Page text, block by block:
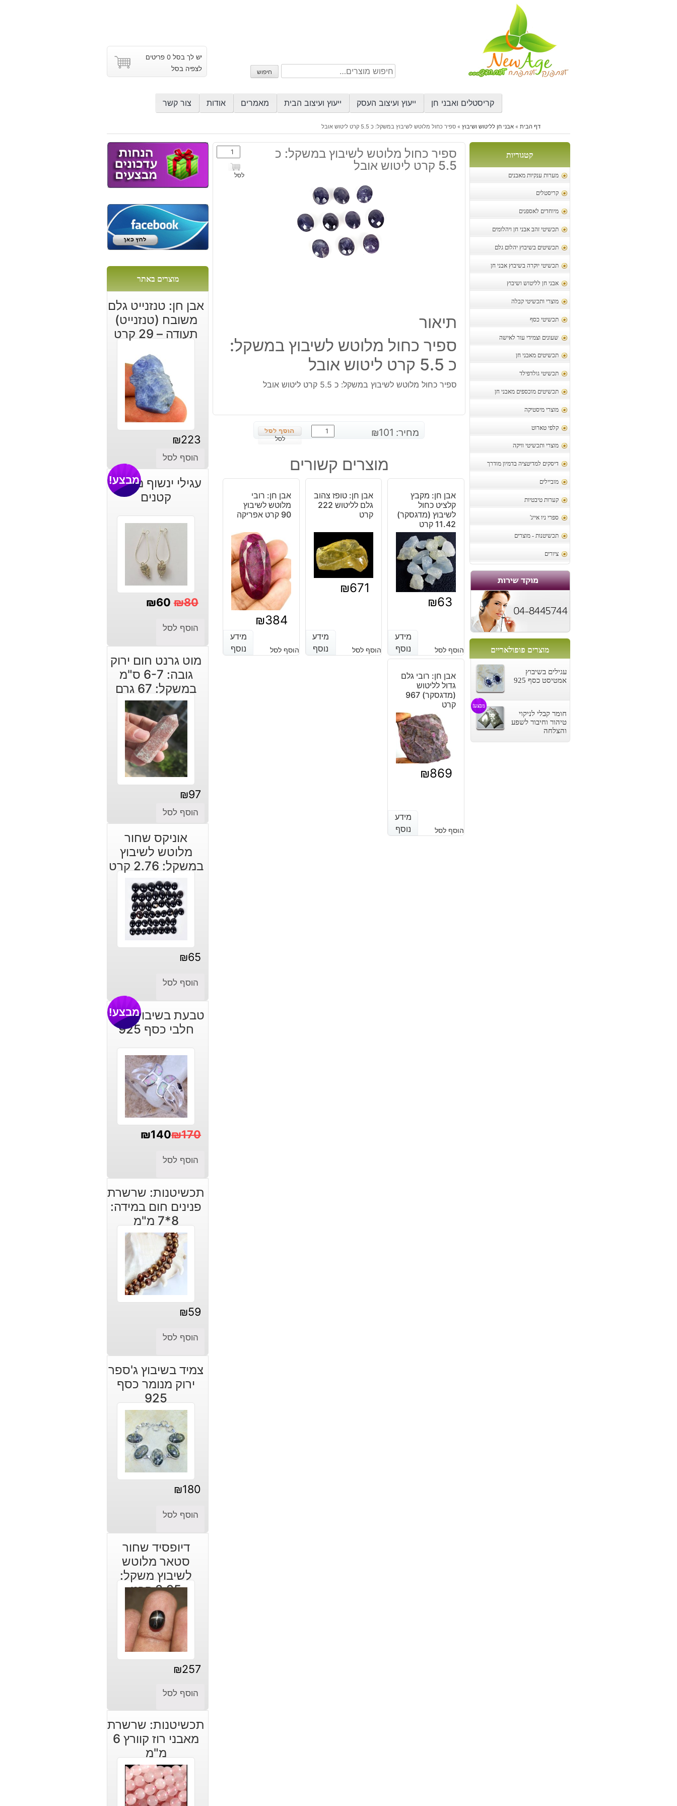
חיפוש
עבור:
חיפוש
יש לך בסל 0 פריטים
לצפיה בסל
קריסטלים ואבני חן ייעוץ ועיצוב העסק ייעוץ ועיצוב הבית מאמרים אודות צור קשר
דף הבית »אבני חן לליטוש ושיבוץ »ספיר כחול מלוטש לשיבוץ במשקל: כ 5.5 קרט ליטוש אובל
קטגוריות
מערות ענקיות מאבנים
קריסטלים
מיוחדים לאספנים
תכשיטי זהב אבני חן ויהלומים
תכשיטים בשיבוץ יהלום גלם
תכשיטי יוקרה בשיבוץ אבני חן
אבני חן לליטוש ושיבוץ
מוצרי ותכשיטי קבלה
תכשיטי כסף
שעונים וצמידי עור לאישה
תכשיטים מאבני חן
תכשיטי גולדפילד
תכשיטים מוכספים מאבני חן
מוצרי מיסטיקה
קלפי טארוט
מוצרי ותכשיטי וויקה
דיסקים למדיטציה בדמיון מודרך
מוביילים
קערות טיבטיות
ספרי ניו אייג'
תכשיטנות - מוצרים
ציורים
מוצרים פופולאריים
עגילים בשיבוץ
אמטיסט כסף 925
חומר קבלי לניקוי
טיהור וחיבור לשפע
והצלחה
מבצע!
ספיר כחול מלוטש לשיבוץ במשקל: כ
5.5 קרט ליטוש אובל
כמות
של
ספיר
לסל
תיאור
ספיר כחול מלוטש לשיבוץ במשקל:
כ 5.5 קרט ליטוש אובל
ספיר כחול מלוטש לשיבוץ במשקל: כ 5.5 קרט ליטוש אובל
מחיר: ₪101
כמות
של
כחול
מלוטש
במשקל:
ליטוש
אובל
לסל
מוצרים קשורים
אבן חן: מקבץ
קלציט כחול
לשיבוץ (מדגסקר)
11.42 קרט
₪63
מידע
נוסף
הוסף לסל
מידע
נוסף
אבן חן: טופז צהוב
גלם לליטוש 222
קרט
₪671
מידע
נוסף
הוסף לסל
מידע
נוסף
אבן חן: רובי
מלוטש לשיבוץ
90 קרט אפריקה
₪384
מידע
נוסף
הוסף לסל
מידע
נוסף
אבן חן: רובי גלם
גדול לליטוש
(מדגסקר) 967
קרט
₪869
מידע
נוסף
הוסף לסל
מידע
נוסף
מוצרים באתר
אבן חן: טנזנייט גלם
משובח (טנזנייט)
תעודה – 29 קרט
₪223
הוסף לסל
עגילי ינשוף מוכסף
קטנים
מבצע!
₪80
המקורי
היה:
₪80.
₪60
הנוכחי
הוא:
₪60.
הוסף לסל
מוט גרנט חום ירוק
גובה: 6-7 ס"מ
במשקל: 67 גרם
₪97
הוסף לסל
אוניקס שחור
מלוטש לשיבוץ
במשקל: 2.76 קרט
₪65
הוסף לסל
טבעת בשיבוץ אופל
חלבי כסף 925
מבצע!
₪170
המקורי
היה:
₪170.
₪140
הנוכחי
הוא:
₪140.
הוסף לסל
תכשיטנות: שרשרת
פנינים חום במידה:
8*7 מ"מ
₪59
הוסף לסל
צמיד בשיבוץ ג'ספר
ירוק מנומר כסף
925
₪180
הוסף לסל
דיופסיד שחור
סטאר מלוטש
לשיבוץ משקל:
3.95 קרט
₪257
הוסף לסל
תכשיטנות: שרשרת
מאבני רוז קוורץ 6
מ"מ